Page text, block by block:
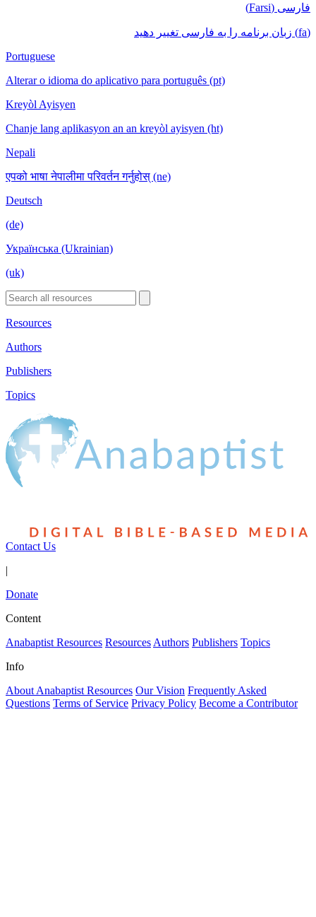
فارسی (Farsi)
(fa) زبان برنامه را به فارسی تغییر دهید
Portuguese
Alterar o idioma do aplicativo para português (pt)
Kreyòl Ayisyen
Chanje lang aplikasyon an an kreyòl ayisyen (ht)
Nepali
एपको भाषा नेपालीमा परिवर्तन गर्नुहोस् (ne)
Deutsch
(de)
Українська (Ukrainian)
(uk)
Resources
Authors
Publishers
Topics
Contact Us
|
Donate
Content
Anabaptist Resources Resources Authors Publishers Topics
Info
About Anabaptist Resources Our Vision Frequently Asked
Questions Terms of Service Privacy Policy Become a Contributor